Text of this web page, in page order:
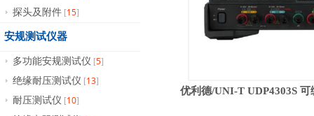
探头及附件 [15]
安规测试仪器
多功能安规测试仪 [5]
绝缘耐压测试仪 [13]
耐压测试仪 [10]
优利德/UNI-T UDP4303S